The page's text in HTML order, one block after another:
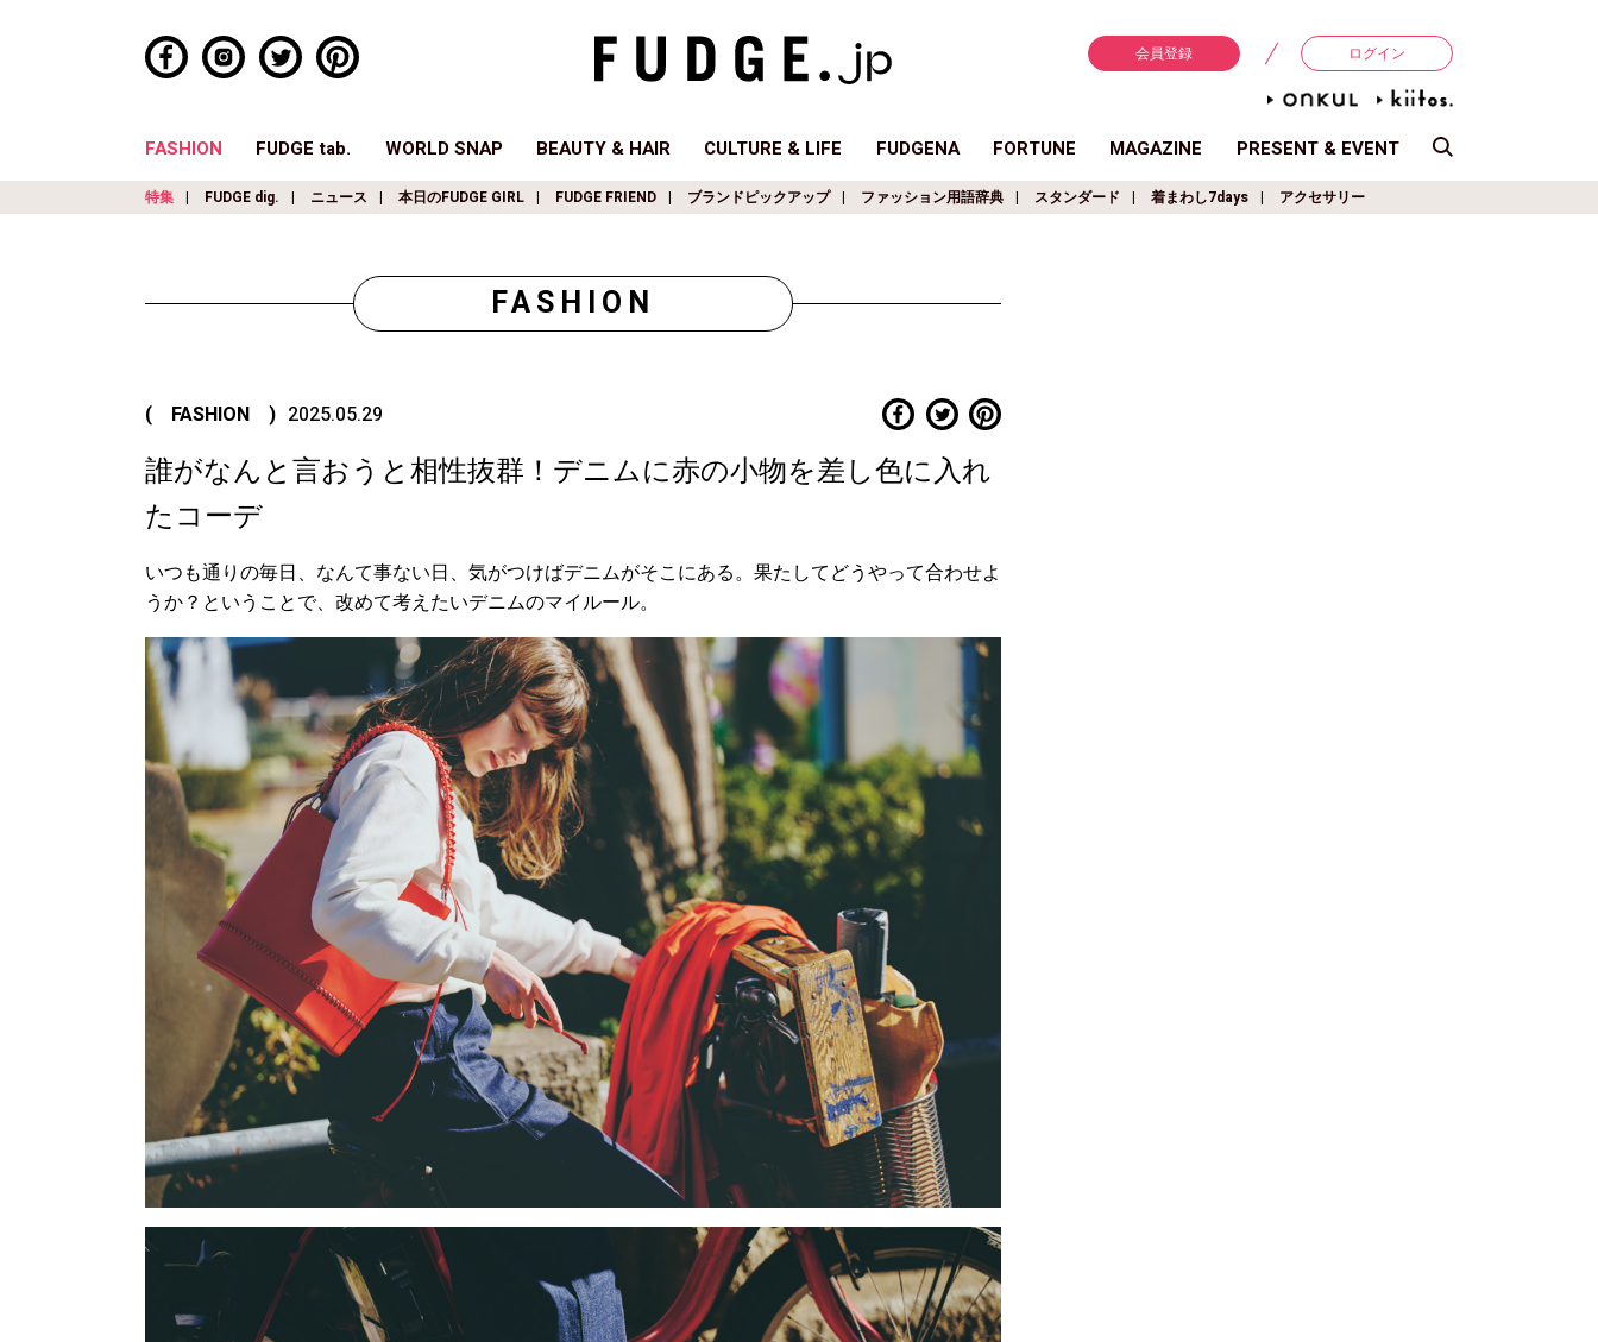
会員登録 ログイン
FASHION FUDGE tab. WORLD SNAP BEAUTY & HAIR CULTURE & LIFE FUDGENA FORTUNE MAGAZINE PRESENT & EVENT
特集 FUDGE dig. ニュース 本日のFUDGE GIRL FUDGE FRIEND ブランドピックアップ ファッション用語辞典 スタンダード 着まわし7days アクセサリー
FASHION
( FASHION ) 2025.05.29
誰がなんと言おうと相性抜群！デニムに赤の小物を差し色に入れ
たコーデ
いつも通りの毎日、なんて事ない日、気がつけばデニムがそこにある。果たしてどうやって合わせよ
うか？ということで、改めて考えたいデニムのマイルール。